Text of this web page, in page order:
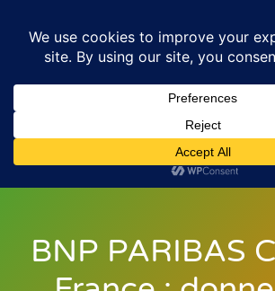
BNP PARIBAS